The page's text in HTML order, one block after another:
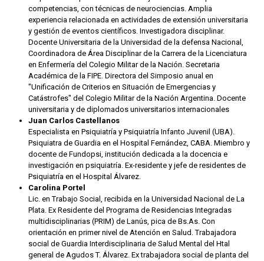
competencias, con técnicas de neurociencias. Amplia
experiencia relacionada en actividades de extensión universitaria
y gestión de eventos científicos. Investigadora disciplinar.
Docente Universitaria de la Universidad de la defensa Nacional,
Coordinadora de Área Disciplinar de la Carrera de la Licenciatura
en Enfermería del Colegio Militar de la Nación. Secretaria
Académica de la FIPE. Directora del Simposio anual en
"Unificación de Criterios en Situación de Emergencias y
Catástrofes" del Colegio Militar de la Nación Argentina. Docente
universitaria y de diplomados universitarios internacionales
Juan Carlos Castellanos
Especialista en Psiquiatría y Psiquiatría Infanto Juvenil (UBA).
Psiquiatra de Guardia en el Hospital Fernández, CABA. Miembro y
docente de Fundopsi, institución dedicada a la docencia e
investigación en psiquiatría. Ex-residente y jefe de residentes de
Psiquiatría en el Hospital Álvarez.
Carolina Portel
Lic. en Trabajo Social, recibida en la Universidad Nacional de La
Plata. Ex Residente del Programa de Residencias Integradas
multidisciplinarias (PRIM) de Lanús, pica de Bs.As. Con
orientación en primer nivel de Atención en Salud. Trabajadora
social de Guardia Interdisciplinaria de Salud Mental del Htal
general de Agudos T. Álvarez. Ex trabajadora social de planta del